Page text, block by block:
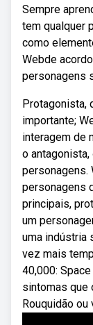
Sempre
tem qualquer
como
Webde
personagens
Protagonista,
importante;
interagem de
o
personagens
principais,
um
uma indústria
vez mais
40,000:
sintomas que
Rouquidão ou